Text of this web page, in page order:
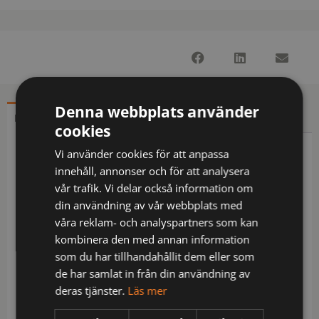
BESKRIVNING YTTERLIGARE INFORMATION
Beskrivning
Hantverksbyxa i stretch för maximal rörelsefrihet.
Modern passform. Fyrvägsstretch över lår och bak.
Sidorna upptill är inte i stretch för att ge bättre
stadga åt byxan. Hängfickor med
Cordura®förstärkt insida, varav den ena med
dragkedja. Hängfickorna går att ta av genom att
sprätta en kontrastfärgad, dold tråd. Benfickor, på
vänster sida med plats för verktyg och penna, även
Denna webbplats använder
cookies
Vi använder cookies för att anpassa
innehåll, annonser och för att analysera
vår trafik. Vi delar också information om
din användning av vår webbplats med
våra reklam- och analyspartners som kan
kombinera den med annan information
som du har tillhandahållit dem eller som
de har samlat in från din användning av
deras tjänster. Läs mer